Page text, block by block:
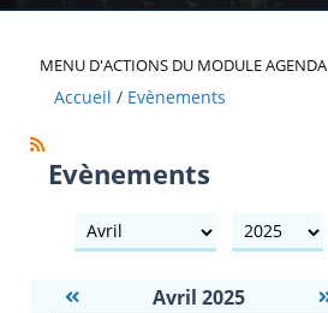
MENU D'ACTIONS DU MODULE AGENDA
Accueil Evènements
Evènements
mois année
Avril 2025